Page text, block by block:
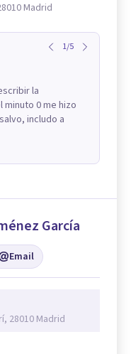
Madrid
1/5
la
0 me hizo
includo a
García
Email
28010 Madrid